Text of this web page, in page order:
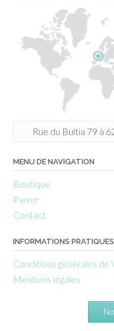
Rue du Bultia 79 à
MENU DE NAVIGATION
Boutique
Panier
Contact
INFORMATIONS PRATIQUES
Conditions générales de
Mentions légales